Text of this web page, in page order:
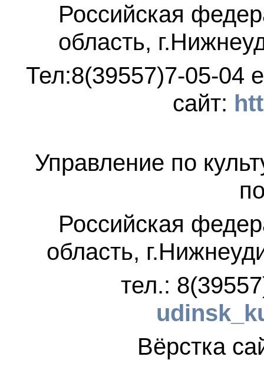
Российская
область,
Тел:8(39557)7-05-04
сайт:
Управление по
Российская
область,
тел.:
Вёрстка